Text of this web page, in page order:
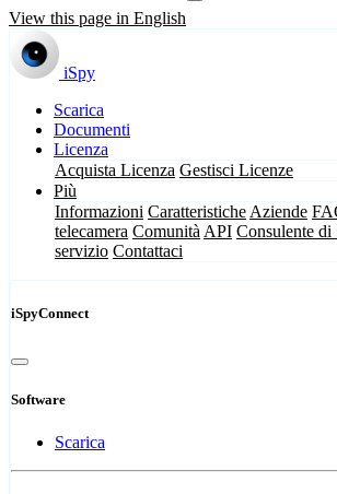
View this page in English
iSpy
Scarica
Documenti
Licenza
Acquista Licenza Gestisci Licenze
Più
Informazioni Caratteristiche Aziende
telecamera Comunità API Consulente di
servizio Contattaci
iSpyConnect
Software
Scarica